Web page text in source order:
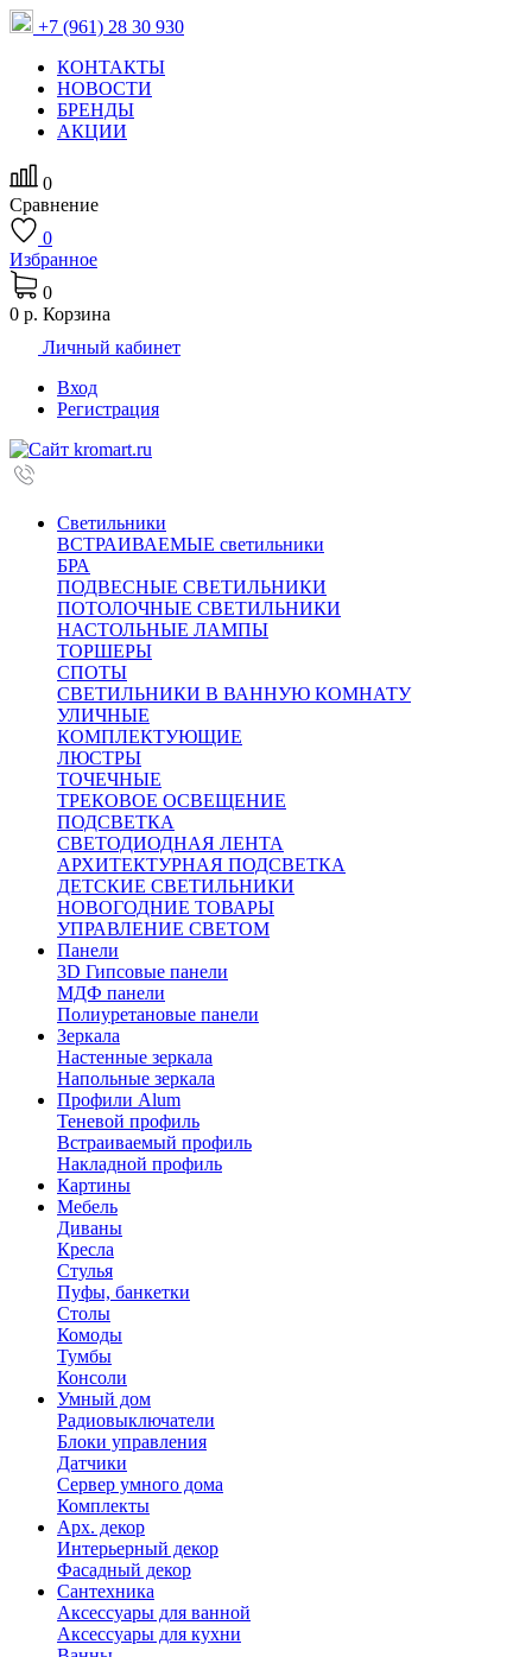
+7 (961) 28 30 930
КОНТАКТЫ
НОВОСТИ
БРЕНДЫ
АКЦИИ
0
Сравнение
0
Избранное
0
0 р. Корзина
Личный кабинет
Вход
Регистрация
Светильники
ВСТРАИВАЕМЫЕ светильники
БРА
ПОДВЕСНЫЕ СВЕТИЛЬНИКИ
ПОТОЛОЧНЫЕ СВЕТИЛЬНИКИ
НАСТОЛЬНЫЕ ЛАМПЫ
ТОРШЕРЫ
СПОТЫ
СВЕТИЛЬНИКИ В ВАННУЮ КОМНАТУ
УЛИЧНЫЕ
КОМПЛЕКТУЮЩИЕ
ЛЮСТРЫ
ТОЧЕЧНЫЕ
ТРЕКОВОЕ ОСВЕЩЕНИЕ
ПОДСВЕТКА
СВЕТОДИОДНАЯ ЛЕНТА
АРХИТЕКТУРНАЯ ПОДСВЕТКА
ДЕТСКИЕ СВЕТИЛЬНИКИ
НОВОГОДНИЕ ТОВАРЫ
УПРАВЛЕНИЕ СВЕТОМ
Панели
3D Гипсовые панели
МДФ панели
Полиуретановые панели
Зеркала
Настенные зеркала
Напольные зеркала
Профили Alum
Теневой профиль
Встраиваемый профиль
Накладной профиль
Картины
Мебель
Диваны
Кресла
Стулья
Пуфы, банкетки
Столы
Комоды
Тумбы
Консоли
Умный дом
Радиовыключатели
Блоки управления
Датчики
Сервер умного дома
Комплекты
Арх. декор
Интерьерный декор
Фасадный декор
Сантехника
Аксессуары для ванной
Аксессуары для кухни